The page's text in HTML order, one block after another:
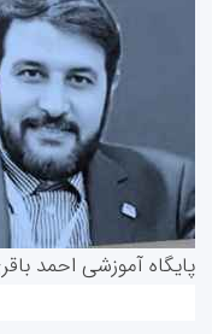
پایگاه آموزشی احمد